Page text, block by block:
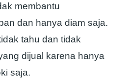
membantu
dan hanya diam saja.
tahu dan tidak
dijual karena hanya
saja.